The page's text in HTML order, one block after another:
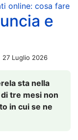
online: cosa fare
e
27 Luglio 2026
sta nella
tre mesi non
in cui se ne